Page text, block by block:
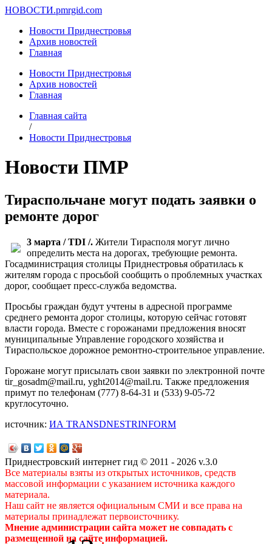
НОВОСТИ.pmrgid.com
Новости Приднестровья
Архив новостей
Главная
Новости Приднестровья
Архив новостей
Главная
Главная сайта
/
Новости Приднестровья
Новости ПМР
Тираспольчане могут подать заявки о
ремонте дорог
3 марта / TDI /. Жители Тирасполя могут лично
определить места на дорогах, требующие ремонта.
Госадминистрация столицы Приднестровья обратилась к
жителям города с просьбой сообщить о проблемных участках
дорог, сообщает пресс-служба ведомства.
Просьбы граждан будут учтены в адресной программе
среднего ремонта дорог столицы, которую сейчас готовят
власти города. Вместе с горожанами предложения вносят
муниципальные Управление городского хозяйства и
Тираспольское дорожное ремонтно-строительное управление.
Горожане могут присылать свои заявки по электронной почте
tir_gosadm@mail.ru, yght2014@mail.ru. Также предложения
примут по телефонам (777) 8-64-31 и (533) 9-05-72
круглосуточно.
источник: ИА TRANSDNESTRINFORM
Приднестровский интернет гид © 2011 - 2026 v.3.0
Все материалы взяты из открытых источников, средств
массовой информации с указанием источника каждого
материала.
Наш сайт не является официальным СМИ и все права на
материалы принадлежат первоисточнику.
Мнение администрации сайта может не совпадать с
размещенной на сайте информацией.